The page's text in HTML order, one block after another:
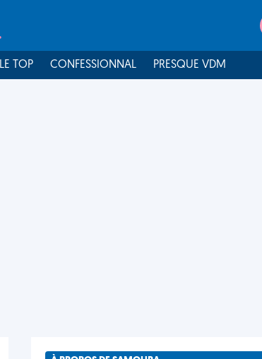
LE TOP CONFESSIONNAL PRESQUE VDM